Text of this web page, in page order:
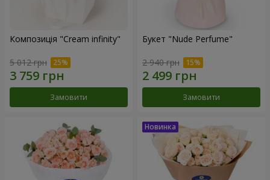
Композиція "Cream infinity"
5 012 грн
Замовити
Букет "Nude Perfume"
2 940 грн
Замовити